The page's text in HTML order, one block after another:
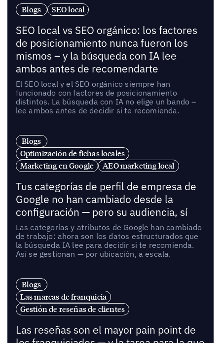
Blogs SEO local
SEO local vs SEO orgánico: los factores
de posicionamiento nunca fueron los
mismos – y la búsqueda con IA lee
ambos antes de recomendarte
El SEO local y el SEO orgánico siempre han
funcionado con factores de posicionamiento
distintos. La búsqueda con IA no elige un bando –
lee ambos antes de decidir si te recomienda.
Blogs
Optimización de fichas locales
Marketing en Google
AEO marketing local
Tus categorías de perfil de empresa de
Google no han cambiado desde la
configuración — pero su audiencia, sí
Las categorías y atributos de Google han cambiado
de trabajo: ahora son los datos estructurados que
la búsqueda IA lee para decidir si te recomienda.
Así se gestionan — por ubicación, a escala.
Blogs
Las marcas de franquicia
Gestión de reseñas de clientes
Las reseñas son el mayor pain point de